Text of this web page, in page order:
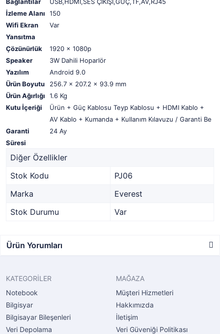
İzleme Alanı
150
Wifi Ekran
Yansıtma
Var
Çözünürlük
1920 x 1080p
Speaker
3W Dahili Hoparlör
Yazılım
Android 9.0
Ürün Boyutu
256.7 x 207.2 x 93.9 mm
Ürün Ağırlığı
1.6 Kg
Kutu İçeriği
Ürün + Güç Kablosu Teyp Kablosu + HDMI Kablo +
AV Kablo + Kumanda + Kullanım Kılavuzu / Garanti Be
Garanti
Süresi
24 Ay
Diğer Özellikler
Stok Kodu
PJ06
Marka
Everest
Stok Durumu
Var
Ürün Yorumları
KATEGORİLER
Notebook
Bilgisyar
Bilgisayar Bileşenleri
Veri Depolama
MAĞAZA
Müşteri Hizmetleri
Hakkımızda
İletişim
Veri Güveniği Politikası